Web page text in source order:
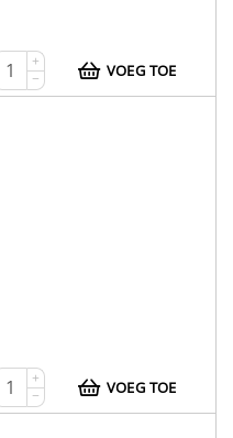
+
−
VOEG TOE
+
−
VOEG TOE